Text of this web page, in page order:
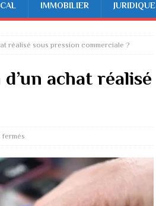
IMMOBILIER JURIDIQUE
réalisé sous pression commerciale ?
achat réalisé
fermés